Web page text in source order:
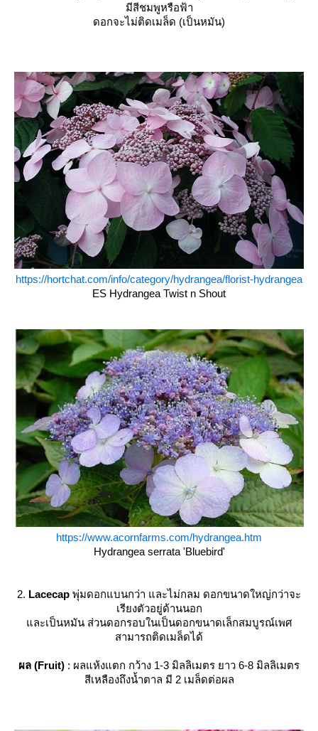
มีสีชมพูหรือฟ้า
ดอกจะไม่ติดเมล็ด (เป็นหมัน)
https://hortchat.com/info/category/hydrangea/florist-hydrangea
ES Hydrangea Twist n Shout
https://www.acornfarms.com/hydrangea.htm
Hydrangea serrata 'Bluebird'
2. Lacecap พุ่มดอกแบนกว่า และไม่กลม ดอกขนาดใหญ่กว่าจะ
เรียงตัวอยู่ด้านนอก
ละเป็นหมัน ส่วนดอกรอบในเป็นดอกขนาดเล็กสมบูรณ์เพศ
สามารถติดเมล็ดได้
ผล (Fruit) : ผลแห้งแตก กว้าง 1-3 มิลลิเมตร ยาว 6-8 มิลลิเมตร
สีเหลืองถึงน้ำตาล มี 2 เมล็ดต่อผล